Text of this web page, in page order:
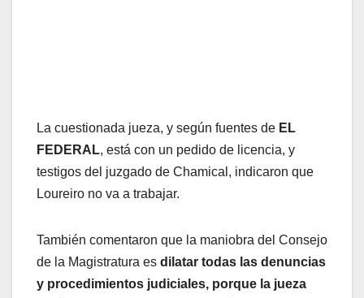
La cuestionada jueza, y según fuentes de EL
FEDERAL, está con un pedido de licencia, y
testigos del juzgado de Chamical, indicaron que
Loureiro no va a trabajar.
También comentaron que la maniobra del Consejo
de la Magistratura es dilatar todas las denuncias
y procedimientos judiciales, porque la jueza